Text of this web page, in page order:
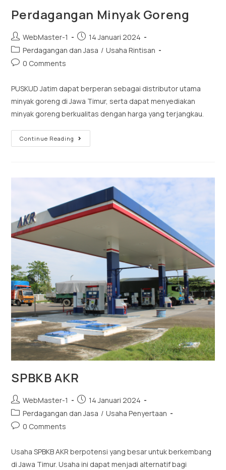
Perdagangan Minyak Goreng
WebMaster-1
14 Januari 2024
Perdagangan dan Jasa / Usaha Rintisan
0 Comments
PUSKUD Jatim dapat berperan sebagai distributor utama
minyak goreng di Jawa Timur, serta dapat menyediakan
minyak goreng berkualitas dengan harga yang terjangkau.
Continue Reading
SPBKB AKR
WebMaster-1
14 Januari 2024
Perdagangan dan Jasa / Usaha Penyertaan
0 Comments
Usaha SPBKB AKR berpotensi yang besar untuk berkembang
di Jawa Timur. Usaha ini dapat menjadi alternatif bagi